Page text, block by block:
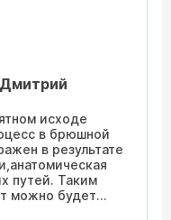
Была
блокировали.
нельзя, т.к.
исходе
в брюшной
в результате
путей. Таким
можно будет